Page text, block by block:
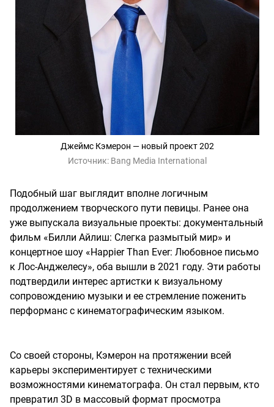
Джеймс Кэмерон — новый проект 202
Источник: Bang Media International
Подобный шаг выглядит вполне логичным
продолжением творческого пути певицы. Ранее она
уже выпускала визуальные проекты: документальный
фильм «Билли Айлиш: Слегка размытый мир» и
концертное шоу «Happier Than Ever: Любовное письмо
к Лос-Анджелесу», оба вышли в 2021 году. Эти работы
подтвердили интерес артистки к визуальному
сопровождению музыки и ее стремление поженить
перформанс с кинематографическим языком.
Со своей стороны, Кэмерон на протяжении всей
карьеры экспериментирует с техническими
возможностями кинематографа. Он стал первым, кто
превратил 3D в массовый формат просмотра